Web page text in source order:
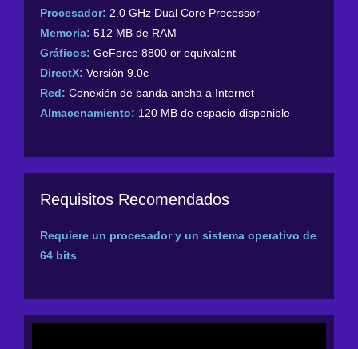
Procesador: 2.0 GHz Dual Core Processor
Memoria: 512 MB de RAM
Gráficos: GeForce 8800 or equivalent
DirectX: Versión 9.0c
Red: Conexión de banda ancha a Internet
Almacenamiento: 120 MB de espacio disponible
Requisitos Recomendados
Requiere un procesador y un sistema operativo de
64 bits